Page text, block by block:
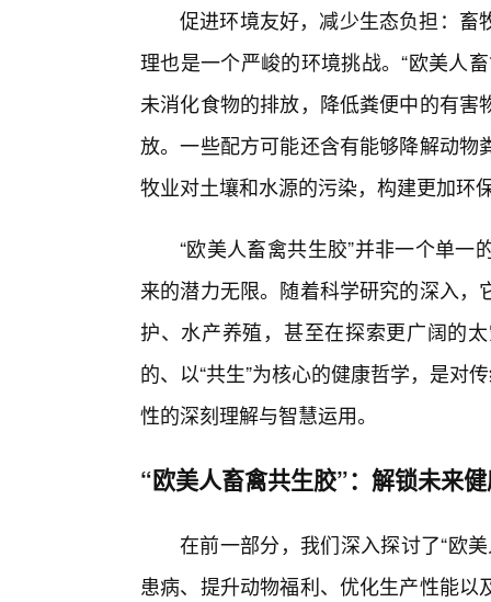
促进环境友好，减少生态负担：畜
理也是一个严峻的环境挑战。“欧美人
未消化食物的排放，降低粪便中的有
放。一些配方可能还含有能够降解动
牧业对土壤和水源的污染，构建更加环
“欧美人畜禽共生胶”并非一个单
来的潜力无限。随着科学研究的深入
护、水产养殖，甚至在探索更广阔的
的、以“共生”为核心的健康哲学，是对
性的深刻理解与智慧运用。
“欧美人畜禽共生胶”：解锁未来
在前一部分，我们深入探讨了“欧
患病、提升动物福利、优化生产性能